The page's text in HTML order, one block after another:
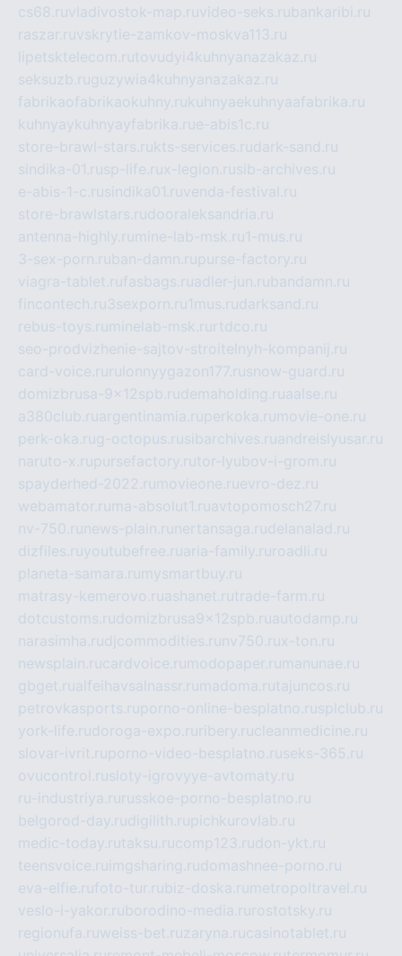
cs68.ruvladivostok-map.ruvideo-seks.rubankaribi.ru
raszar.ruvskrytie-zamkov-moskva113.ru
lipetsktelecom.rutovudyi4kuhnyanazakaz.ru
seksuzb.ruguzywia4kuhnyanazakaz.ru
fabrikaofabrikaokuhny.rukuhnyaekuhnyaafabrika.ru
kuhnyaykuhnyayfabrika.rue-abis1c.ru
store-brawl-stars.rukts-services.rudark-sand.ru
sindika-01.rusp-life.rux-legion.rusib-archives.ru
e-abis-1-c.rusindika01.ruvenda-festival.ru
store-brawlstars.rudooraleksandria.ru
antenna-highly.ru mine-lab-msk.ru1-mus.ru
3-sex-porn.ruban-damn.rupurse-factory.ru
viagra-tablet.rufasbags.ruadler-jun.rubandamn.ru
fincontech.ru3sexporn.ru1mus.rudarksand.ru
rebus-toys.ru minelab-msk.ru rtdco.ru
seo-prodvizhenie-sajtov-stroitelnyh-kompanij.ru
card-voice.ru rulonnyygazon177.rusnow-guard.ru
domizbrusa-9x12spb.rudemaholding.ruaalse.ru
a380club.ruargentinamia.ruperkoka.ru movie-one.ru
perk-oka.rug-octopus.rusibarchives.ruandreislyusar.ru
naruto-x.rupursefactory.rutor-lyubov-i-grom.ru
spayderhed-2022.ru movieone.ruevro-dez.ru
webamator.ru ma-absolut1.ruavtopomosch27.ru
nv-750.ru news-plain.ru nertansaga.rudelanalad.ru
dizfiles.ruyoutubefree.ruaria-family.ru roadli.ru
planeta-samara.ru mysmartbuy.ru
matrasy-kemerovo.ruashanet.rutrade-farm.ru
dotcustoms.rudomizbrusa9x12spb.ruautodamp.ru
narasimha.rudjcommodities.ru nv750.rux-ton.ru
newsplain.rucardvoice.ru modopaper.ru manunae.ru
gbget.rualfeihavsalnassr.ru madoma.rutajuncos.ru
petrovkasports.ruporno-online-besplatno.rusplclub.ru
york-life.rudoroga-expo.ru ribery.rucleanmedicine.ru
slovar-ivrit.ruporno-video-besplatno.ruseks-365.ru
ovucontrol.rusloty-igrovyye-avtomaty.ru
ru-industriya.ru russkoe-porno-besplatno.ru
belgorod-day.rudigilith.rupichkurovlab.ru
medic-today.rutaksu.rucomp123.rudon-ykt.ru
teensvoice.ru imgsharing.rudomashnee-porno.ru
eva-elfie.rufoto-tur.rubiz-doska.ru metropoltravel.ru
veslo-i-yakor.ruborodino-media.ru rostotsky.ru
regionufa.ruweiss-bet.ruzaryna.rucasinotablet.ru